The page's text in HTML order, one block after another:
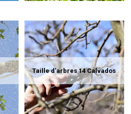
Taille d'arbres 14 Calvados